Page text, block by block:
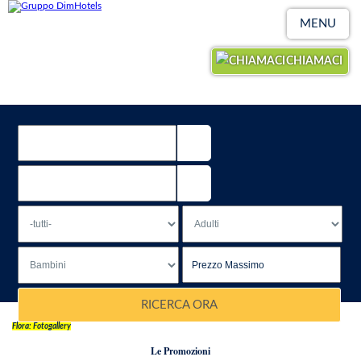
MENU
CHIAMACI
RICERCA ORA
Flora: Fotogallery
Le Promozioni